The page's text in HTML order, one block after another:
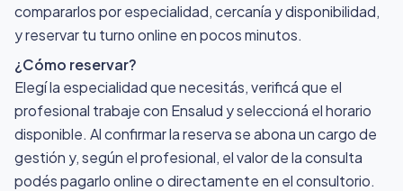
compararlos por especialidad, cercanía y disponibilidad,
y reservar tu turno online en pocos minutos.
¿Cómo reservar?
Elegí la especialidad que necesitás, verificá que el
profesional trabaje con Ensalud y seleccioná el horario
disponible. Al confirmar la reserva se abona un cargo de
gestión y, según el profesional, el valor de la consulta
podés pagarlo online o directamente en el consultorio.